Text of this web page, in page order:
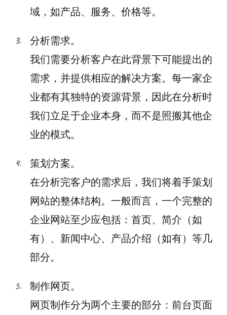
域，如产品、服务、价格等。
分析需求。
我们需要分析客户在此背景下可能提出的
需求，并提供相应的解决方案。每一家企
业都有其独特的资源背景，因此在分析时
我们立足于企业本身，而不是照搬其他企
业的模式。
策划方案。
在分析完客户的需求后，我们将着手策划
网站的整体结构。一般而言，一个完整的
企业网站至少应包括：首页、简介（如
有）、新闻中心、产品介绍（如有）等几
部分。
制作网页。
网页制作分为两个主要的部分：前台页面